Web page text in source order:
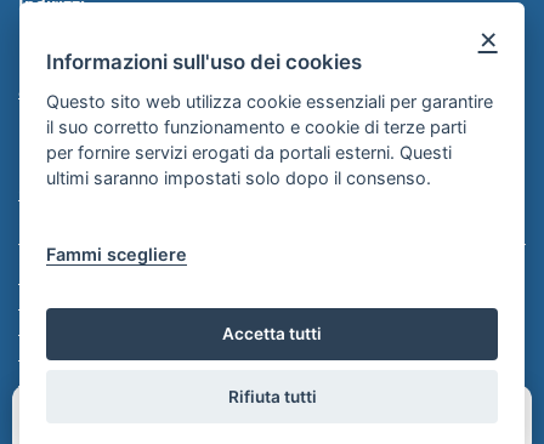
protocollo@arpal.regione.puglia.it
arpalpuglia@pec.rupar.puglia.it
Redazione
Comunicazione Istituzionale
Informativa Privacy
×
Informazioni sull'uso dei cookies
Questo sito web utilizza cookie essenziali per garantire
il suo corretto funzionamento e cookie di terze parti
per fornire servizi erogati da portali esterni. Questi
ultimi saranno impostati solo dopo il consenso.
Fammi scegliere
Accetta tutti
Rifiuta tutti